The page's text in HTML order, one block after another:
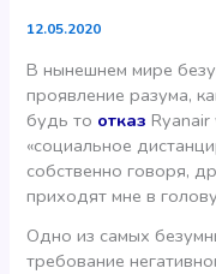
12.05.2020
В нынешнем мире
проявление разума,
будь то отказ Ryanair
«социальное
собственно говоря,
приходят мне в
Одно из самых
требование